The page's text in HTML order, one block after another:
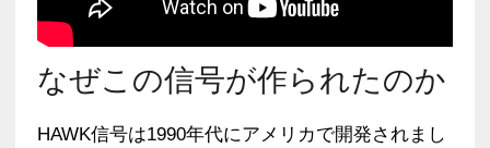
なぜこの信号が作られたのか
HAWK信号は1990年代にアメリカで開発されまし